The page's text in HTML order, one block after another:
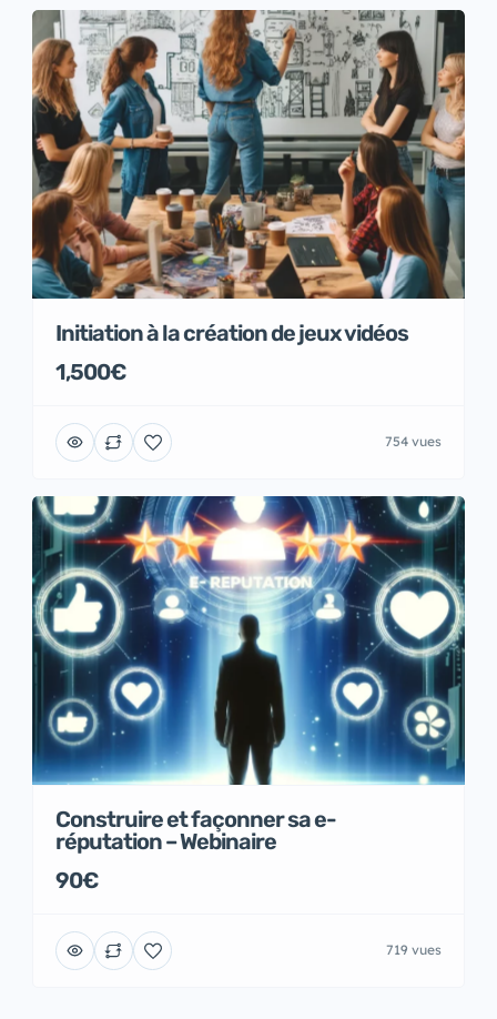
Initiation à la création de jeux vidéos
1,500€
754 vues
Construire et façonner sa e-
réputation – Webinaire
90€
719 vues